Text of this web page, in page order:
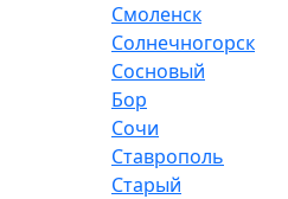
Смоленск
Солнечногорск
Сосновый
Бор
Сочи
Ставрополь
Старый